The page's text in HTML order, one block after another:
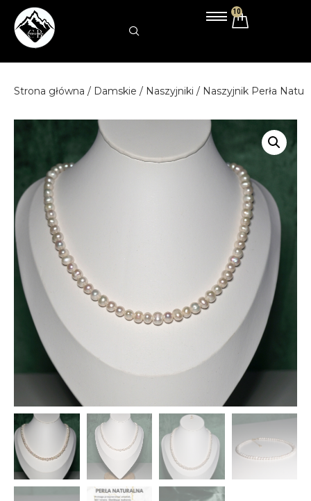
Przejdź
10
Strona główna / Damskie / Naszyjniki / Naszyjnik Perła